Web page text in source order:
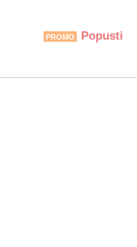
Popusti